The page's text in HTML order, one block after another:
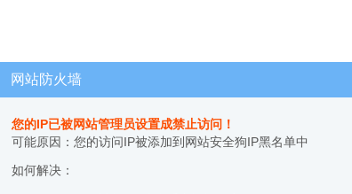
网站防火墙
您的IP已被网站管理员设置成禁止访问！
可能原因：您的访问IP被添加到网站安全狗IP黑名单中
如何解决：